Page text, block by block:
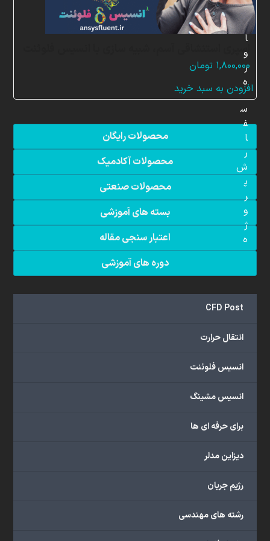
اسپری استنشاقی آسم، شبیه سازی با انسیس فلوئنت
۱,۸۰۰,۰۰۰ تومان
افزودن به سبد خرید
محصولات رایگان
محصولات آکادمیک
محصولات صنعتی
بسته های آموزشی
اعتبار سنجی مقاله
دوره های آموزشی
CFD Post
انتقال حرارت
انسیس فلوئنت
انسیس مشینگ
برای حرفه ای ها
دیزاین مدلر
رژیم جریان
رشته های مهندسی
م
ش
ا
و
ر
ه
س
ف
ا
ر
ش
پ
ر
و
ژ
ه
ر
م
س
ش
د
دفتر